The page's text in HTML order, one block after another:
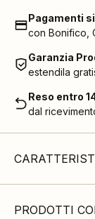
Pagamenti
con Bonifico,
Garanzia
estendila
Reso entro
dal
PRODOTTI